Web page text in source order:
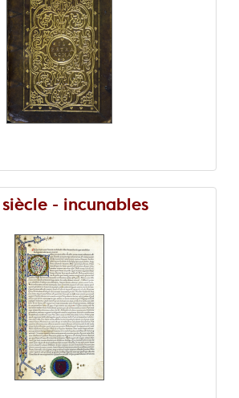
- incunables